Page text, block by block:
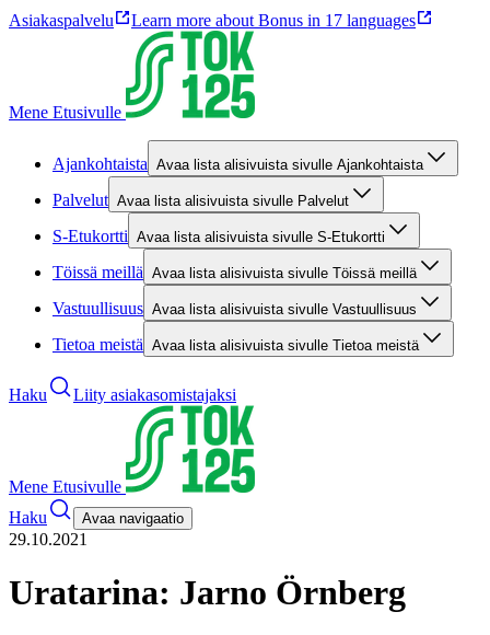
Asiakaspalvelu Learn more about Bonus in 17 languages
Mene Etusivulle
Ajankohtaista Avaa lista alisivuista sivulle Ajankohtaista
Palvelut Avaa lista alisivuista sivulle Palvelut
S-Etukortti Avaa lista alisivuista sivulle S-Etukortti
Töissä meillä Avaa lista alisivuista sivulle Töissä meillä
Vastuullisuus Avaa lista alisivuista sivulle Vastuullisuus
Tietoa meistä Avaa lista alisivuista sivulle Tietoa meistä
Haku Liity asiakasomistajaksi
Mene Etusivulle
Haku
Avaa navigaatio
29.10.2021
Uratarina: Jarno Örnberg